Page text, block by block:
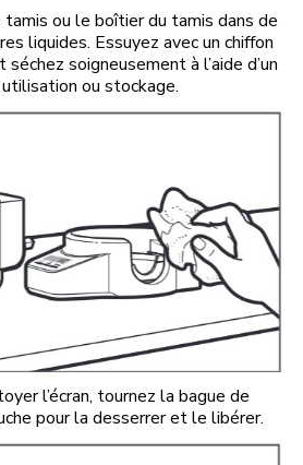
ou le boîtier du tamis dans de
liquides. Essuyez avec un chiffon
soigneusement à l’aide d’un
ou stockage.
l’écran, tournez la bague de
pour la desserrer et le libérer.